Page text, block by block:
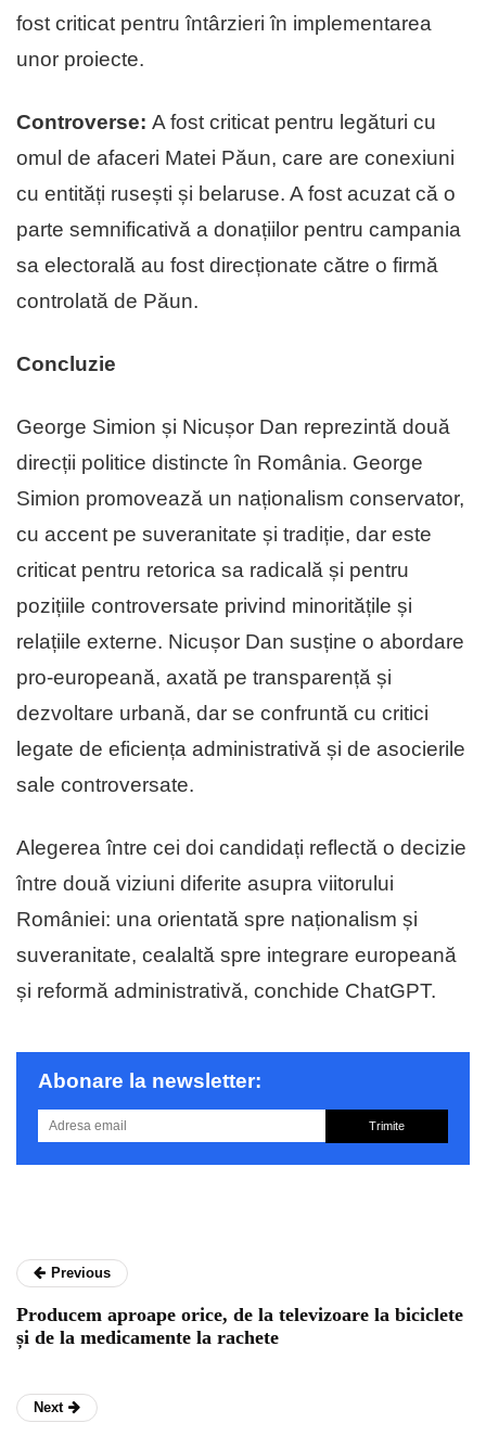
fost criticat pentru întârzieri în implementarea
unor proiecte.
Controverse: A fost criticat pentru legături cu
omul de afaceri Matei Păun, care are conexiuni
cu entități rusești și belaruse. A fost acuzat că o
parte semnificativă a donațiilor pentru campania
sa electorală au fost direcționate către o firmă
controlată de Păun.
Concluzie
George Simion și Nicușor Dan reprezintă două
direcții politice distincte în România. George
Simion promovează un naționalism conservator,
cu accent pe suveranitate și tradiție, dar este
criticat pentru retorica sa radicală și pentru
pozițiile controversate privind minoritățile și
relațiile externe. Nicușor Dan susține o abordare
pro-europeană, axată pe transparență și
dezvoltare urbană, dar se confruntă cu critici
legate de eficiența administrativă și de asocierile
sale controversate.
Alegerea între cei doi candidați reflectă o decizie
între două viziuni diferite asupra viitorului
României: una orientată spre naționalism și
suveranitate, cealaltă spre integrare europeană
și reformă administrativă, conchide ChatGPT.
Abonare la newsletter:
Trimite
Previous
Producem aproape orice, de la televizoare la biciclete
și de la medicamente la rachete
Next